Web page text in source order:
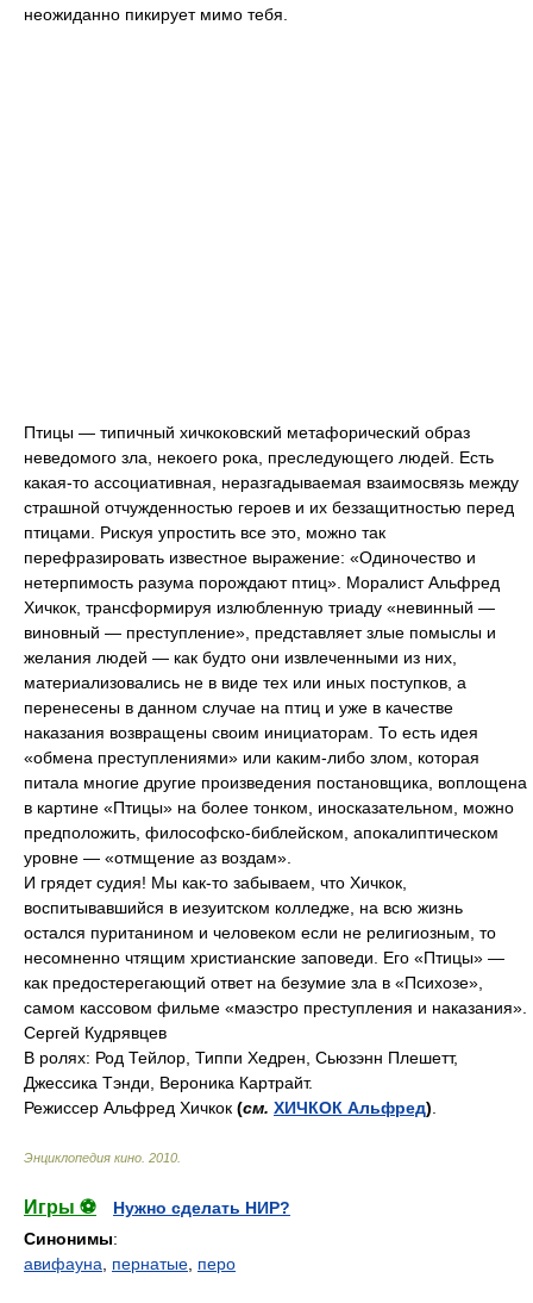
неожиданно пикирует мимо тебя.
Птицы — типичный хичкоковский метафорический образ
неведомого зла, некоего рока, преследующего людей. Есть
какая-то ассоциативная, неразгадываемая взаимосвязь между
страшной отчужденностью героев и их беззащитностью перед
птицами. Рискуя упростить все это, можно так
перефразировать известное выражение: «Одиночество и
нетерпимость разума порождают птиц». Моралист Альфред
Хичкок, трансформируя излюбленную триаду «невинный —
виновный — преступление», представляет злые помыслы и
желания людей — как будто они извлеченными из них,
материализовались не в виде тех или иных поступков, а
перенесены в данном случае на птиц и уже в качестве
наказания возвращены своим инициаторам. То есть идея
«обмена преступлениями» или каким-либо злом, которая
питала многие другие произведения постановщика, воплощена
в картине «Птицы» на более тонком, иносказательном, можно
предположить, философско-библейском, апокалиптическом
уровне — «отмщение аз воздам».
И грядет судия! Мы как-то забываем, что Хичкок,
воспитывавшийся в иезуитском колледже, на всю жизнь
остался пуританином и человеком если не религиозным, то
несомненно чтящим христианские заповеди. Его «Птицы» —
как предостерегающий ответ на безумие зла в «Психозе»,
самом кассовом фильме «маэстро преступления и наказания».
Сергей Кудрявцев
В ролях: Род Тейлор, Типпи Хедрен, Сьюзэнн Плешетт,
Джессика Тэнди, Вероника Картрайт.
Режиссер Альфред Хичкок (см. ХИЧКОК Альфред)
Энциклопедия кино 2010
Игры ⚽
Нужно сделать НИР?
Синонимы:
авифауна
пернатые перо